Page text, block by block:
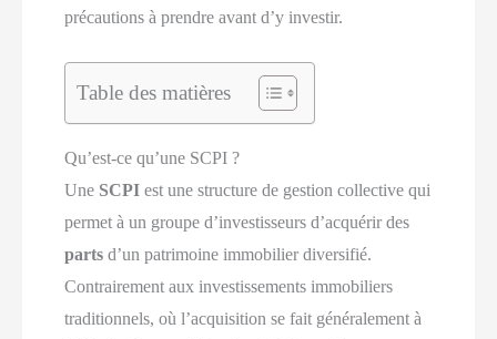
précautions à prendre avant d’y investir.
Table des matières
Qu’est-ce qu’une SCPI ?
Une SCPI est une structure de gestion collective qui
permet à un groupe d’investisseurs d’acquérir des
parts d’un patrimoine immobilier diversifié.
Contrairement aux investissements immobiliers
traditionnels, où l’acquisition se fait généralement à